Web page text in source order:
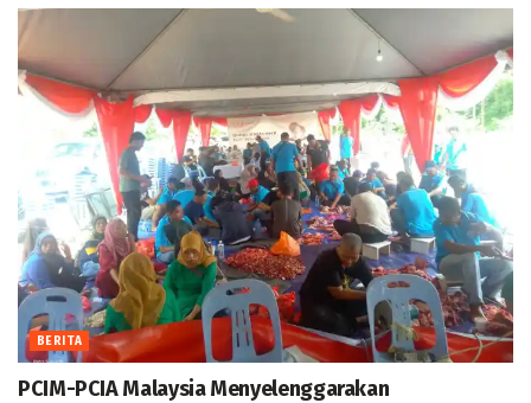
BERITA
PCIM-PCIA Malaysia Menyelenggarakan